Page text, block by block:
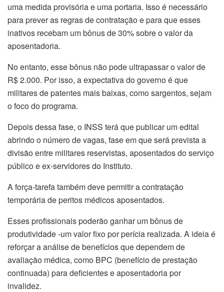
uma medida provisória e uma portaria. Isso é necessário
para prever as regras de contratação e para que esses
inativos recebam um bônus de 30% sobre o valor da
aposentadoria.
No entanto, esse bônus não pode ultrapassar o valor de
R$ 2.000. Por isso, a expectativa do governo é que
militares de patentes mais baixas, como sargentos, sejam
o foco do programa.
Depois dessa fase, o INSS terá que publicar um edital
abrindo o número de vagas, fase em que será prevista a
divisão entre militares reservistas, aposentados do serviço
público e ex-servidores do Instituto.
A força-tarefa também deve permitir a contratação
temporária de peritos médicos aposentados.
Esses profissionais poderão ganhar um bônus de
produtividade -um valor fixo por perícia realizada. A ideia é
reforçar a análise de benefícios que dependem de
avaliação médica, como BPC (benefício de prestação
continuada) para deficientes e aposentadoria por
invalidez.